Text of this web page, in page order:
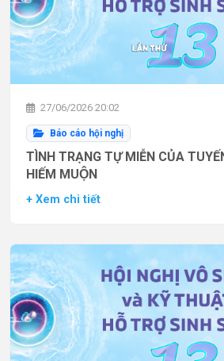
27/06/2026 20:02
Báo cáo hội nghị
TÌNH TRẠNG TỰ MIỄN CỦA
HIẾM MUỘN
+ Xem chi tiết